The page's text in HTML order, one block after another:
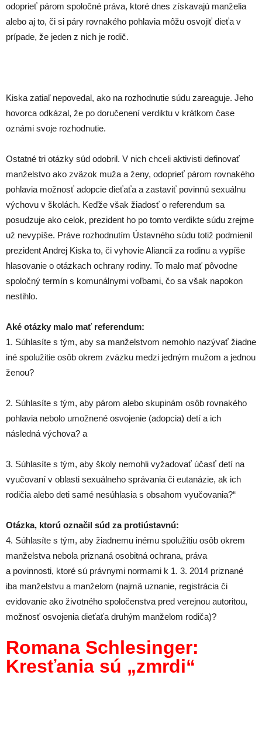
odoprieť párom spoločné práva, ktoré dnes získavajú manželia
alebo aj to, či si páry rovnakého pohlavia môžu osvojiť dieťa v
prípade, že jeden z nich je rodič.
Kiska zatiaľ nepovedal, ako na rozhodnutie súdu zareaguje. Jeho
hovorca odkázal, že po doručenení verdiktu v krátkom čase
oznámi svoje rozhodnutie.
Ostatné tri otázky súd odobril. V nich chceli aktivisti definovať
manželstvo ako zväzok muža a ženy, odoprieť párom rovnakého
pohlavia možnosť adopcie dieťaťa a zastaviť povinnú sexuálnu
výchovu v školách. Keďže však žiadosť o referendum sa
posudzuje ako celok, prezident ho po tomto verdikte súdu zrejme
už nevypíše. Práve rozhodnutím Ústavného súdu totiž podmienil
prezident Andrej Kiska to, či vyhovie Aliancii za rodinu a vypíše
hlasovanie o otázkach ochrany rodiny. To malo mať pôvodne
spoločný termín s komunálnymi voľbami, čo sa však napokon
nestihlo.
Aké otázky malo mať referendum:
1. Súhlasíte s tým, aby sa manželstvom nemohlo nazývať žiadne
iné spolužitie osôb okrem zväzku medzi jedným mužom a jednou
ženou?
2. Súhlasíte s tým, aby párom alebo skupinám osôb rovnakého
pohlavia nebolo umožnené osvojenie (adopcia) detí a ich
následná výchova? a
3. Súhlasíte s tým, aby školy nemohli vyžadovať účasť detí na
vyučovaní v oblasti sexuálneho správania či eutanázie, ak ich
rodičia alebo deti samé nesúhlasia s obsahom vyučovania?“
Otázka, ktorú označil súd za protiústavnú:
4. Súhlasíte s tým, aby žiadnemu inému spolužitiu osôb okrem
manželstva nebola priznaná osobitná ochrana, práva
a povinnosti, ktoré sú právnymi normami k 1. 3. 2014 priznané
iba manželstvu a manželom (najmä uznanie, registrácia či
evidovanie ako životného spoločenstva pred verejnou autoritou,
možnosť osvojenia dieťaťa druhým manželom rodiča)?
Romana Schlesinger:
Kresťania sú „zmrdi“